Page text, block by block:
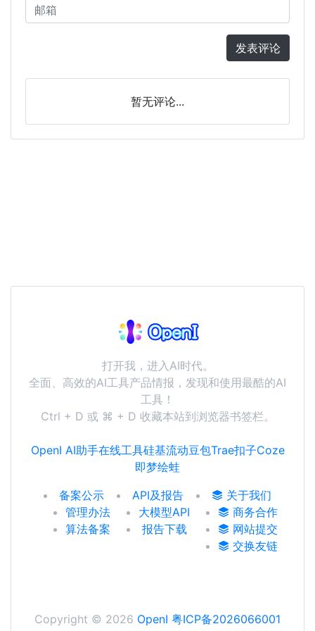
发表评论
暂无评论...
打开我，进入AI时代。
全面、高效的AI工具产品情报，发现和使用最酷的AI
工具！
Ctrl + D 或 ⌘ + D 收藏本站到浏览器书签栏。
OpenI AI助手在线工具硅基流动豆包Trae扣子Coze
即梦绘蛙
备案公示
管理办法
算法备案
API及报告
大模型API
报告下载
关于我们
商务合作
网站提交
交换友链
Copyright © 2026 OpenI 粤ICP备2026066001